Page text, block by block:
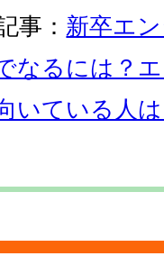
事： 新卒エ
なるには？
いている人